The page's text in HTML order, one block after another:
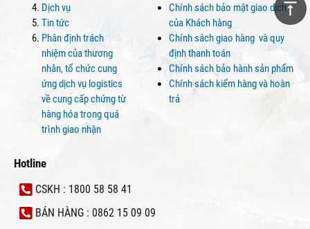
Dịch vụ
Tin tức
Phân định trách
nhiệm của thương
nhân, tổ chức cung
ứng dịch vụ logistics
về cung cấp chứng từ
hàng hóa trong quá
trình giao nhận
Chính sách bảo mật giao dịch
của Khách hàng
Chính sách giao hàng và quy
định thanh toán
Chính sách bảo hành sản phẩm
Chính sách kiểm hàng và hoàn
trả
Hotline
CSKH : 1800 58 58 41
BÁN HÀNG : 0862 15 09 09